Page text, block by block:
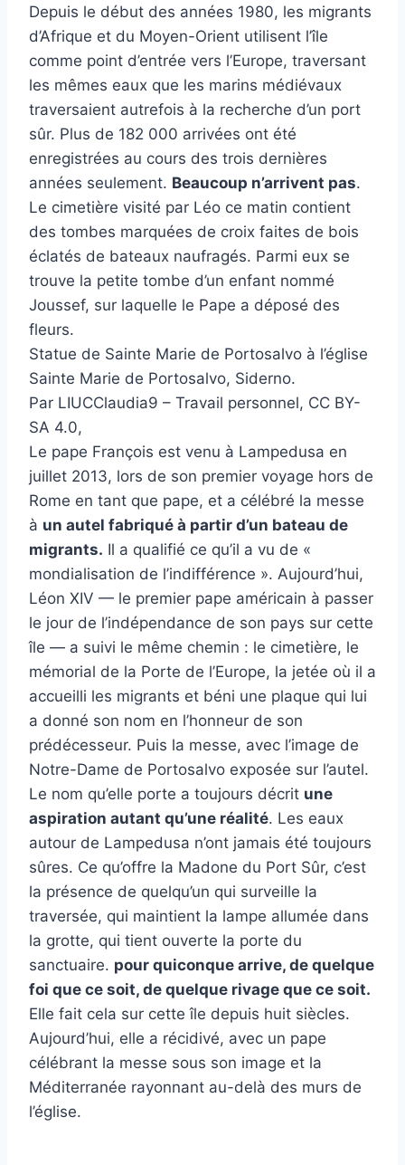
Depuis le début des années 1980, les migrants
d’Afrique et du Moyen-Orient utilisent l’île
comme point d’entrée vers l’Europe, traversant
les mêmes eaux que les marins médiévaux
traversaient autrefois à la recherche d’un port
sûr. Plus de 182 000 arrivées ont été
enregistrées au cours des trois dernières
années seulement. Beaucoup n’arrivent pas.
Le cimetière visité par Léo ce matin contient
des tombes marquées de croix faites de bois
éclatés de bateaux naufragés. Parmi eux se
trouve la petite tombe d’un enfant nommé
Joussef, sur laquelle le Pape a déposé des
fleurs.
Statue de Sainte Marie de Portosalvo à l’église
Sainte Marie de Portosalvo, Siderno.
Par LIUCClaudia9 – Travail personnel, CC BY-
SA 4.0,
Le pape François est venu à Lampedusa en
juillet 2013, lors de son premier voyage hors de
Rome en tant que pape, et a célébré la messe
à un autel fabriqué à partir d’un bateau de
migrants. Il a qualifié ce qu’il a vu de «
mondialisation de l’indifférence ». Aujourd’hui,
Léon XIV — le premier pape américain à passer
le jour de l’indépendance de son pays sur cette
île — a suivi le même chemin : le cimetière, le
mémorial de la Porte de l’Europe, la jetée où il a
accueilli les migrants et béni une plaque qui lui
a donné son nom en l’honneur de son
prédécesseur. Puis la messe, avec l’image de
Notre-Dame de Portosalvo exposée sur l’autel.
Le nom qu’elle porte a toujours décrit une
aspiration autant qu’une réalité. Les eaux
autour de Lampedusa n’ont jamais été toujours
sûres. Ce qu’offre la Madone du Port Sûr, c’est
la présence de quelqu’un qui surveille la
traversée, qui maintient la lampe allumée dans
la grotte, qui tient ouverte la porte du
sanctuaire. pour quiconque arrive, de quelque
foi que ce soit, de quelque rivage que ce soit.
Elle fait cela sur cette île depuis huit siècles.
Aujourd’hui, elle a récidivé, avec un pape
célébrant la messe sous son image et la
Méditerranée rayonnant au-delà des murs de
l’église.